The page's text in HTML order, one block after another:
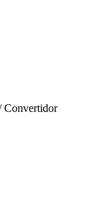
Convertidor